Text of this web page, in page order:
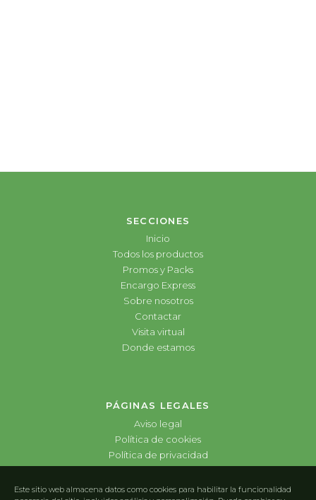
SECCIONES
Inicio
Todos los productos
Promos y Packs
Encargo Express
Sobre nosotros
Contactar
Visita virtual
Donde estamos
PÁGINAS LEGALES
Aviso legal
Política de cookies
Política de privacidad
Este sitio web almacena datos como cookies para habilitar la funcionalidad